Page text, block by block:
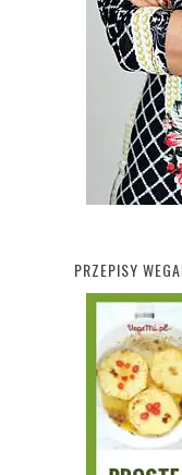
PRZEPISY